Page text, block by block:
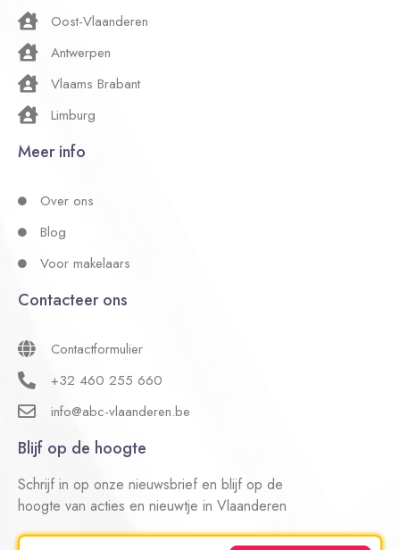
Oost-Vlaanderen
Antwerpen
Vlaams Brabant
Limburg
Meer info
Over ons
Blog
Voor makelaars
Contacteer ons
Contactformulier
+32 460 255 660
info@abc-vlaanderen.be
Blijf op de hoogte
Schrijf in op onze nieuwsbrief en blijf op de
hoogte van acties en nieuwtje in Vlaanderen